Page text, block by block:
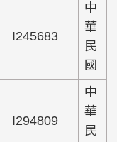
I245683
中
華
民
國
I294809
中
華
民